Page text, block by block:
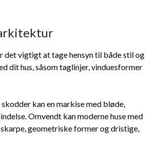
det vigtigt at tage hensyn til både stil og
dit hus, såsom taglinjer, vinduesformer
kan en markise med bløde,
Omvendt kan moderne huse med
geometriske former og dristige,